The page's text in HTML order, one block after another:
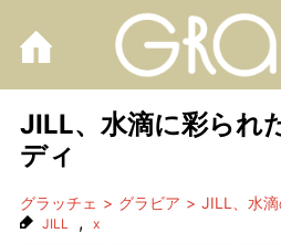
JILL、水滴に彩られ
ディ
グラッチェ グラビア JILL、水
JILL , x